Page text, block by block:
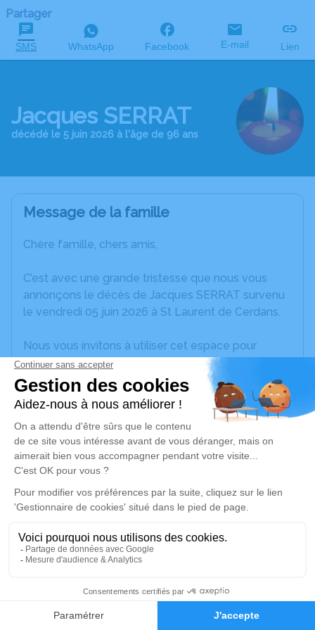
Faire-part Hommages
Partager
SMS WhatsApp Facebook E-mail Lien
Jacques SERRAT
décédé le 5 juin 2026 à l'âge de 96 ans
Message de la famille
Chère famille, chers amis,
C’est avec une grande tristesse que nous vous
annonçons le décès de Jacques SERRAT survenu
le vendredi 05 juin 2026 à St Laurent de Cerdans.
Nous vous invitons à utiliser cet espace pour
laisser vos condoléances, partager des photos
souvenirs, une anecdote ou exprimer vos pensées
à travers des poèmes ou des textes. Cet endroit
est un lieu d'expression dédié à honorer la
mémoire de Jacques SERRAT.
Cérémonie civile
vendredi 12 juin 2026 à 15h00
Cimetière de Coustouges
66260 Coustouges